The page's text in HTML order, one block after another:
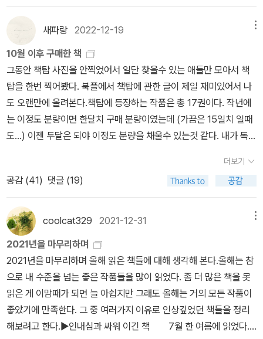
방법 말고는 다른 방법이 없어 205볕뉘1. 성서를 선과 악의 깊이로
읽을 것을 요구하는 <팡세>도 생각났고, 데이비드 봄과 보어도 겹친
다. 그리고 평생을 거친 작품에 기조를 유지했다는 점 또한 걸려 유리
알 유희를 주문한다. 싯다르타를 너머서는 안목에 아찔하기도 하다.
2. 친구의 책도 기다리고 있다. 내가 얻은 생각 중의 하나는 바로, 지
혜라는 것은 남에게 전달될 수 없는 것이라는 사실이네. 지혜란 아무
리 현인이 전달하더라도 일단 전달되면 언제나 바보같은 소리로 들리
는 법이야. 지식은 전달할 수 있지만, 그러나 지혜는 전달 할 수가 없
는 법이야. 우리는 지혜를 찾아낼 수 있으며, 지혜를 체험할 수 있으
찬가지로 진리이다! 진리란 오직 일면적일 때에만 말로 나타낼 수 있
으며, 말이라는 겉껍질로 덮어씌울 수가 있다. 생각으로써 생각될 수
있고 말로써 말해질 수 있는 것, 그런 것은 모두 다 일면적이지. 모두
다 일면적이며, 모두 다 반쪽에 불과하며, 모두 다 전체성이나 완전성,
단일성이 결여되어 있지- P204
하지 못하는 상황과 비슷하다) 한국문학과 세계문학의 연결선을 가상
의 점선으로 대신해야 했다. 한국문학의 성취에 대한 자부심은 다른
한편으론 세계문학의 공간에서는 별다른 존재감을 갖지 못한다는 콤
플렉스에 침식당하기 일쑤였다. 이번 한강 작가의 수상은 우리의 오
랜 콤플렉스와 함께 이러한 난점을 일소해주었다. 한국문학과 세계문
학을 연결하는 확실한 실선을 그려줌으로써 말이다.스웨덴 한림원의
표현에 따르면 “역사적 트라우마에 맞서고 인간 삶의 연약함을 드러
내는 강렬한 시적 산문”이 한강 문학의 요체이다. 스웨덴어로 번역된
<작별하지 않는다>)이지만 한강 문학의 핵심과 의의를 정확히 짚고
있다고 생각된다(물론 심사위원들은 영어나 불어, 독어 등으로 번역
된 한강의 작품들까지도 염두에 두었다). 언어와 국적에 제한을 두지
않고 전 세계 작가들을 대상으로 시상하면서 스웨덴 한림원은 매번
문학의 존재 근거와 명분, 그리고 의의도 함께 제시해왔다. 그런 의미
에서 보자면, 한강 문학은 한국문학의 성취이면서 현 단계 세계문학
의 존재론이기도 하다. 문학은 무엇이고 무엇이어야 하는가란 질문에
답하는 작품들인 것이다.‘시적 산문’이라는 형식적 특징을 따로 제쳐
놓는 게 가능하다면 한강 문학은 ‘역사적 트라우마’와 ‘인간 삶의 연약
함’을 다룬다. 이 두 요소는 물론 하나로 합쳐질 수 있다. 연약한 존재
로서 인간은 너무도 쉽게 상처받고 훼손당한다. 하지만 그 연약함에
새파랑 2022-12-19
10월 이후 구매한 책
그동안 책탑 사진을 안찍었어서 일단 찾을수 있는 애들만 모아서 책
탑을 한번 찍어봤다. 북플에서 책탑에 관한 글이 제일 재미있어서 나
도 오랜만에 올려본다.책탑에 등장하는 작품은 총 17권이다. 작년에
는 이정도 분량이면 한달치 구매 분량이였는데 (가끔은 15일치 일때
도...) 이젠 두달은 되야 이정도 분량을 채울수 있는것 같다. 내가 독서
2023년에는 다시 한번 분투해보자. 책탑 책들을 간략히 리뷰해 보자
면,1. 존재의 세가지 거짓말 : 아고타 크리스토프 이미 읽은 책이지만
양장본이 새로 나왔다길래 구매했다. 하지만 펼쳐보지도 않았다는...
지금은 그저 장식용으로 쓰이고 있지만, 내년에는 꼭 다시 읽으리라.
2. 맨스필드 파크 : 제인 오스틴 나름 제인 오스틴 작품을 많이 읽었는
데, 읽다보니 약간 물리는 기분이 들어서 한동안 멀리했다가, 북플에
서 이 작품이 그렇게 재미있다길래 구매했다. 이젠 읽을때가 된것 같
다.3. 나는 고양이로소이다 : 나쓰메 소세키 이미 읽은 작품이고, 다른
출판사 버젼으로 가지고 있지만 현암사 버젼으로 다 모으겠다는 의지
하나로 구매했다. 역시 이 책도 아직 펼쳐보지 않았다... 소장용이다.
드디어 현암사 소세키 시리즈를 다 모았다.4. 사랑, 그리고 : 줄리언
더보기
공감 (41) 댓글 (19)
coolcat329 2021-12-31
2021년을 마무리하며
2021년을 마무리하며 올해 읽은 책들에 대해 생각해 본다.올해는 참
으로 내 수준을 넘는 좋은 작품들을 많이 읽었다. 좀 더 많은 책을 못
읽은 게 이맘때가 되면 늘 아쉽지만 그래도 올해는 거의 모든 작품이
좋았기에 만족한다. 그 중 여러가지 이유로 인상깊었던 책들을 정리
해보려고 한다.▶인내심과 싸워 이긴 책 7월 한 여름에 읽었다.